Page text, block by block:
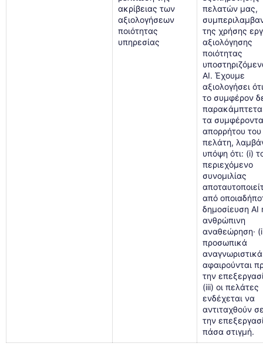
ακρίβειας των
αξιολογήσεων
ποιότητας
υπηρεσίας
πελατών μας,
της χρήσης
αξιολόγησης
ποιότητας
AI. Έχουμε
αξιολογήσει
το συμφέρον
τα
απορρήτου του
πελάτη,
υπόψη ότι: (i)
περιεχόμενο
συνομιλίας
από
δημοσίευση AI
ανθρώπινη
αναθεώρηση·
προσωπικά
αναγνωριστικά
αφαιρούνται
την
(iii) οι πελάτες
ενδέχεται να
αντιταχθούν
την
πάσα στιγμή.